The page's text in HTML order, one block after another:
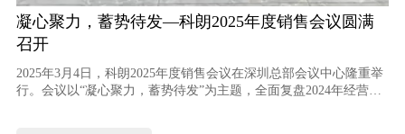
凝心聚力，蓄势待发—科朗2025年度销售会议圆满
召开
2025年3月4日，科朗2025年度销售会议在深圳总部会议中心隆重举
行。会议以“凝心聚力，蓄势待发”为主题，全面复盘2024年经营成